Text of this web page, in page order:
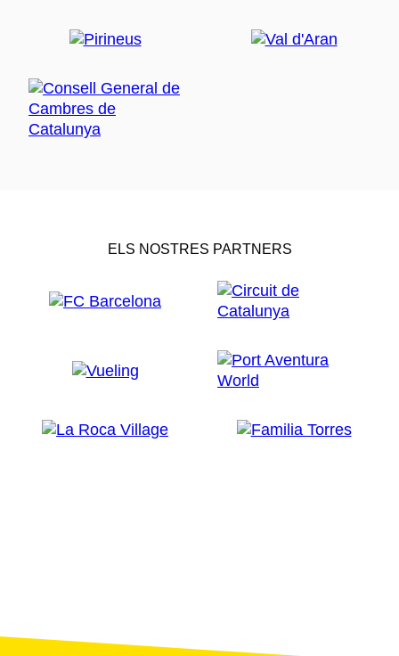
ELS NOSTRES PARTNERS